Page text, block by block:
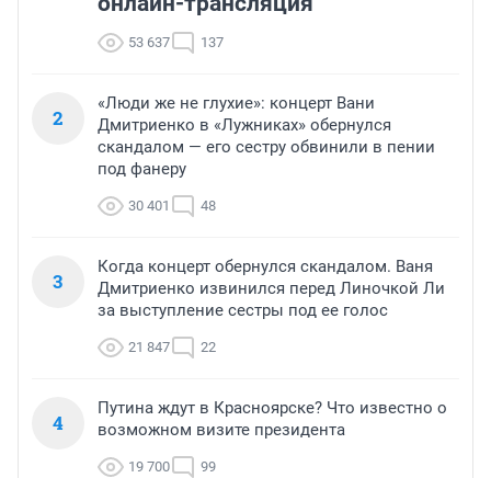
53 637 137
2
«Люди же не глухие»: концерт Вани
Дмитриенко в «Лужниках» обернулся
скандалом — его сестру обвинили в пении
под фанеру
30 401 48
3
Когда концерт обернулся скандалом. Ваня
Дмитриенко извинился перед Линочкой Ли
за выступление сестры под ее голос
21 847 22
4
Путина ждут в Красноярске? Что известно о
возможном визите президента
19 700 99